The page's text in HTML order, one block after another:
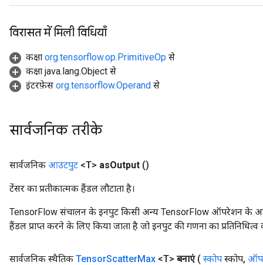
विरासत में मिली विधियाँ
कक्षा org.tensorflow.op.PrimitiveOp से
कक्षा java.lang.Object से
इंटरफ़ेस org.tensorflow.Operand से
सार्वजनिक तरीके
सार्वजनिक आउटपुट <T> asOutput ()
टेंसर का प्रतीकात्मक हैंडल लौटाता है।
TensorFlow संचालन के इनपुट किसी अन्य TensorFlow ऑपरेशन के
हैंडल प्राप्त करने के लिए किया जाता है जो इनपुट की गणना का प्रतिनिधित्व
सार्वजनिक स्थैतिक TensorScatterMax <T> बनाएं ( स्कोप स्कोप,